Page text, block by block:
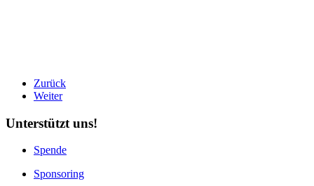
Zurück
Weiter
Unterstützt uns!
Spende
Sponsoring